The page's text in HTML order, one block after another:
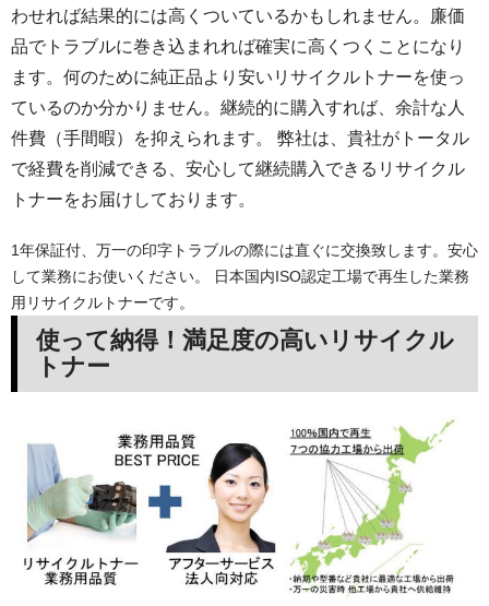
わせれば結果的には高くついているかもしれません。廉価
品でトラブルに巻き込まれれば確実に高くつくことになり
ます。何のために純正品より安いリサイクルトナーを使っ
ているのか分かりません。継続的に購入すれば、余計な人
件費（手間暇）を抑えられます。 弊社は、貴社がトータル
で経費を削減できる、安心して継続購入できるリサイクル
トナーをお届けしております。
1年保証付、万一の印字トラブルの際には直ぐに交換致します。安心
して業務にお使いください。 日本国内ISO認定工場で再生した業務
用リサイクルトナーです。
使って納得！満足度の高いリサイクル
トナー